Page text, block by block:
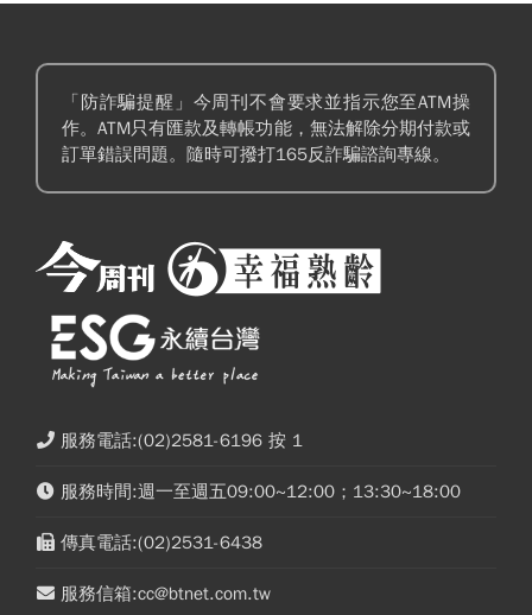
「防詐騙提醒」今周刊不會要求並指示您至ATM操
作。ATM只有匯款及轉帳功能，無法解除分期付款或
訂單錯誤問題。隨時可撥打165反詐騙諮詢專線。
服務電話:(02)2581-6196 按 1
服務時間:週一至週五09:00~12:00；13:30~18:00
傳真電話:(02)2531-6438
服務信箱:cc@btnet.com.tw